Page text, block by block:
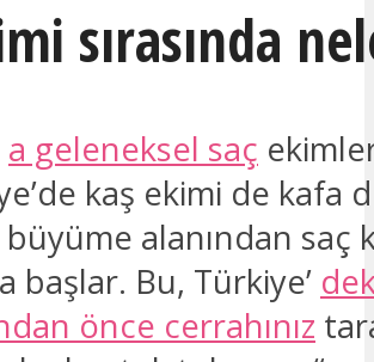
sırasında
a geleneksel saç
kaş ekimi de kafa
büyüme alanından saç
başlar. Bu, Türkiye’
önce cerrahınız